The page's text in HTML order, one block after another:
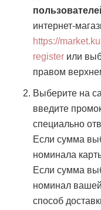
интернет-
https://
register или
правом
Выберите на
введите
специально
Если сумма
номинала
Если сумма
номинал
способ